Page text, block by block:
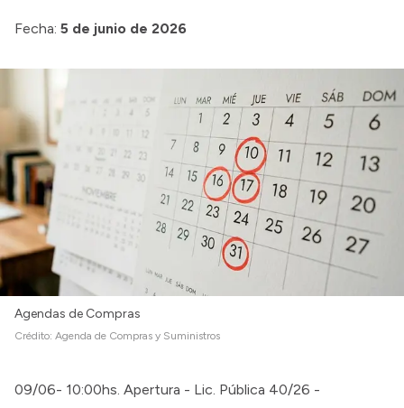
Fecha: 5 de junio de 2026
Agendas de Compras
Crédito: Agenda de Compras y Suministros
09/06- 10:00hs. Apertura - Lic. Pública 40/26 -